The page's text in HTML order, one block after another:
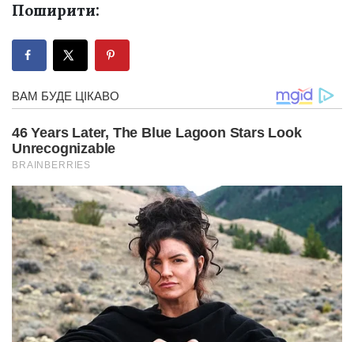
Поширити: